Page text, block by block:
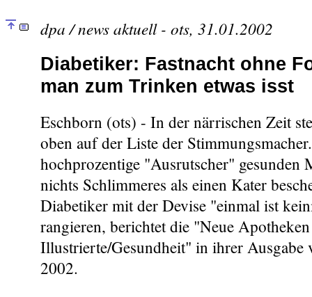
dpa / news aktuell - ots, 31.01.2002
Diabetiker: Fastnacht ohne
man zum Trinken etwas isst
Eschborn (ots) - In der närrischen Zeit
oben auf der Liste der
hochprozentige "Ausrutscher" gesunden
nichts Schlimmeres als einen Kater
Diabetiker mit der Devise "einmal ist
rangieren, berichtet die "Neue Apotheken
Illustrierte/Gesundheit" in ihrer Ausgabe
2002.